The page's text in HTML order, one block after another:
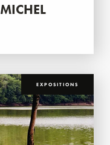
EXPOSITIONS